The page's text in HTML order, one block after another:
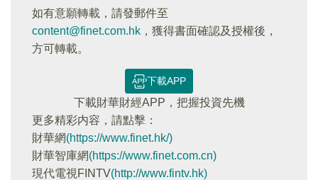
如有意願轉載，請發郵件至
content@finet.com.hk ，獲得書面確認及授權後，
方可轉載。
下載APP
下載財華財經APP，把握投資先機
更多精彩内容，請點擊：
財華網(https://www.finet.hk/)
財華智庫網(https://www.finet.com.cn)
現代電視FINTV(http://www.fintv.hk)